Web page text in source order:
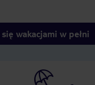
wakacjami w pełni